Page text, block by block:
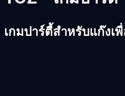
เกมปาร์ตี้สำหรับแก๊งเ